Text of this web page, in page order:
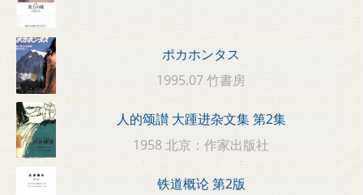
ポカホンタス
1995.07 竹書房
人的颂讃 大踵进杂文集 第2集
1958 北京：作家出版社
铁道概论 第2版